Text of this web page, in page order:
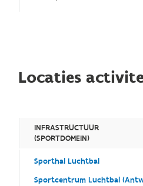
Locaties
INFRASTRUCTUUR
(SPORTDOMEIN)
Sporthal Luchtbal
Sportcentrum Luchtbal